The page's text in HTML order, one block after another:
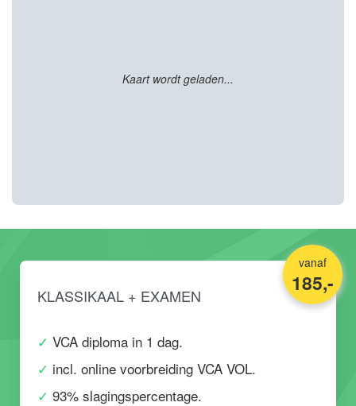
Kaart wordt geladen...
vanaf
185,-
KLASSIKAAL + EXAMEN
VCA diploma in 1 dag.
incl. online voorbreiding VCA VOL.
93% slagingspercentage.